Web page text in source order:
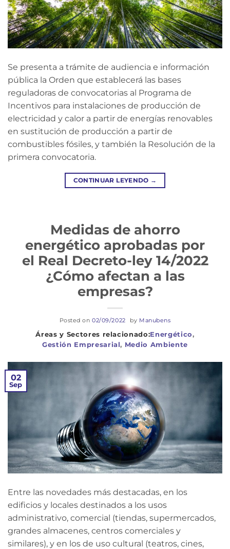
Se presenta a trámite de audiencia e información
pública la Orden que establecerá las bases
reguladoras de convocatorias al Programa de
Incentivos para instalaciones de producción de
electricidad y calor a partir de energías renovables
en sustitución de producción a partir de
combustibles fósiles, y también la Resolución de la
primera convocatoria.
CONTINUAR LEYENDO →
Energético,
Gestión Empresarial, Medio Ambiente
Medidas de ahorro
energético aprobadas por
el Real Decreto-ley 14/2022
¿Cómo afectan a las
empresas?
Posted on02/09/2022 by Manubens
02
Sep
Entre las novedades más destacadas, en los
edificios y locales destinados a los usos
administrativo, comercial (tiendas, supermercados,
grandes almacenes, centros comerciales y
similares), y en los de uso cultural (teatros, cines,